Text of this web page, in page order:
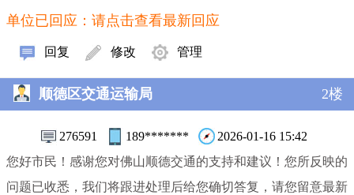
单位已回应：请点击查看最新回应
回复 修改 管理
顺德区交通运输局 2楼
276591 189*******
2026-01-16 15:42
您好市民！感谢您对佛山顺德交通的支持和建议！您所反映的
问题已收悉，我们将跟进处理后给您确切答复，请您留意最新